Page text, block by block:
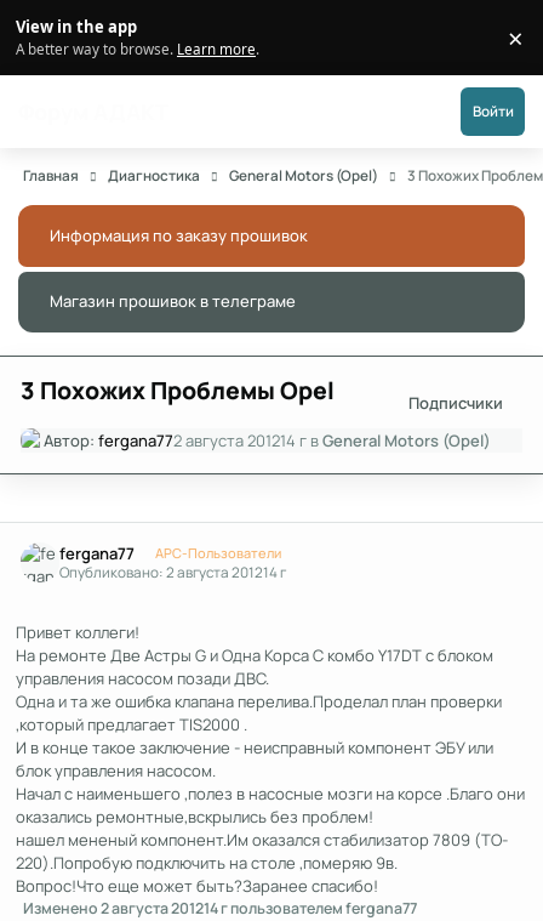
View in the app
A better way to browse. Learn more. ×
Войти
Главная Диагностика General Motors (Opel) 3 Похожих
Информация по заказу прошивок
Магазин прошивок в телеграме
3 Похожих Проблемы Opel
Подписчики
Автор:fergana772 августа 201214 г вGeneral Motors (Opel)
fergana77 APC-Пользователи
Опубликовано:2 августа 201214 г
Привет коллеги!
На ремонте Две Астры G и Одна Корса C комбо Y17DT с блоком
управления насосом позади ДВС.
Одна и та же ошибка клапана перелива.Проделал план проверки
,который предлагает TIS2000 .
И в конце такое заключение - неисправный компонент ЭБУ или
блок управления насосом.
Начал с наименьшего ,полез в насосные мозги на корсе .Благо они
оказались ремонтные,вскрылись без проблем!
нашел мененый компонент.Им оказался стабилизатор 7809 (TO-
220).Попробую подключить на столе ,померяю 9в.
Вопрос!Что еще может быть?Заранее спасибо!
Изменено2 августа 201214 гпользователем fergana77